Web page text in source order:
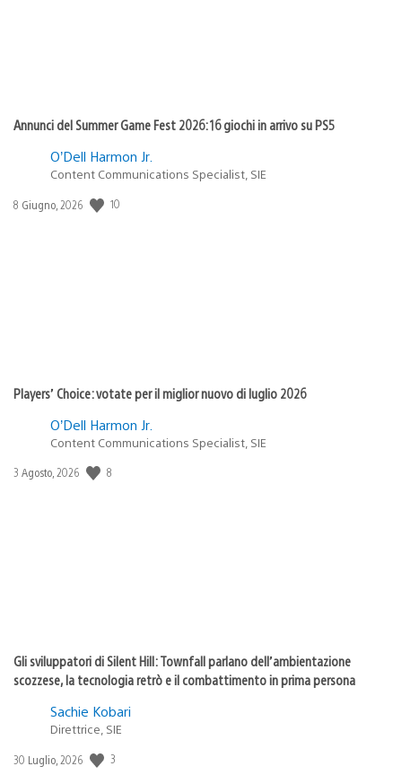
Annunci del Summer Game Fest 2026: 16 giochi in arrivo su PS5
O’Dell Harmon Jr.
Content Communications Specialist, SIE
Data
8 Giugno, 2026 10
Players’ Choice: votate per il miglior nuovo di luglio 2026
O’Dell Harmon Jr.
Content Communications Specialist, SIE
Data
3 Agosto, 2026 8
Gli sviluppatori di Silent Hill: Townfall parlano dell’ambientazione
scozzese, la tecnologia retrò e il combattimento in prima persona
Sachie Kobari
Direttrice, SIE
Data
30 Luglio, 2026 3